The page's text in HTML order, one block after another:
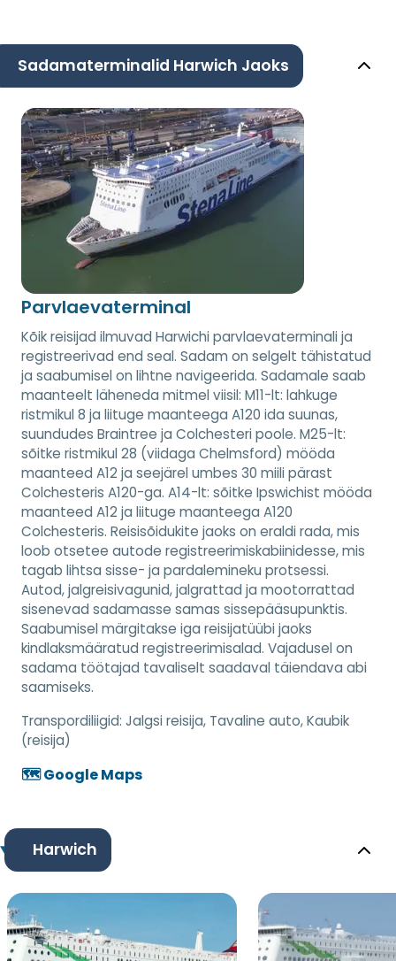
Sadamaterminalid Harwich Jaoks
Parvlaevaterminal
Kõik reisijad ilmuvad Harwichi parvlaevaterminali ja
registreerivad end seal. Sadam on selgelt tähistatud
ja saabumisel on lihtne navigeerida. Sadamale saab
maanteelt läheneda mitmel viisil: M11-lt: lahkuge
ristmikul 8 ja liituge maanteega A120 ida suunas,
suundudes Braintree ja Colchesteri poole. M25-lt:
sõitke ristmikul 28 (viidaga Chelmsford) mööda
maanteed A12 ja seejärel umbes 30 miili pärast
Colchesteris A120-ga. A14-lt: sõitke Ipswichist mööda
maanteed A12 ja liituge maanteega A120
Colchesteris. Reisisõidukite jaoks on eraldi rada, mis
loob otsetee autode registreerimiskabiinidesse, mis
tagab lihtsa sisse- ja pardalemineku protsessi.
Autod, jalgreisivagunid, jalgrattad ja mootorrattad
sisenevad sadamasse samas sissepääsupunktis.
Saabumisel märgitakse iga reisijatüübi jaoks
kindlaksmääratud registreerimisalad. Vajadusel on
sadama töötajad tavaliselt saadaval täiendava abi
saamiseks.
Transpordiliigid: Jalgsi reisija, Tavaline auto, Kaubik
(reisija)
🗺️ Google Maps
Harwich